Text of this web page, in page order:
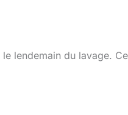
lendemain du lavage.